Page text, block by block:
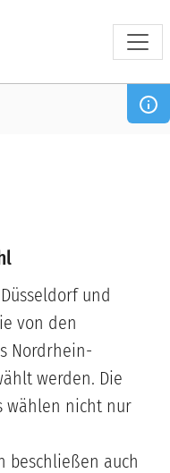
und
von den
Nordrhein-
werden. Die
wählen nicht nur
beschließen auch